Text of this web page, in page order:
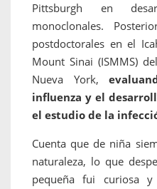
Pittsburgh en
monoclonales.
postdoctorales en el
Mount Sinai (ISMMS)
Nueva York,
influenza y el
el estudio de la
Cuenta que de niña
naturaleza, lo que
pequeña fui curiosa